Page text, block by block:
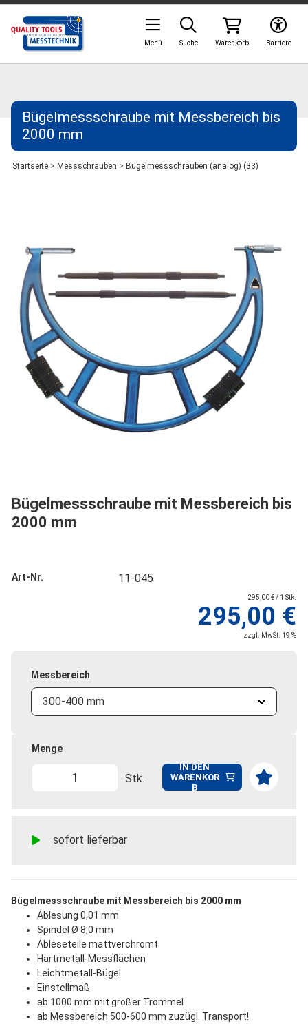
Bügelmessschraube mit Messbereich bis
2000 mm
Startseite > Messschrauben > Bügelmessschrauben (analog) (33)
Bügelmessschraube mit Messbereich bis
2000 mm
Art-Nr. 11-045
295,00 € / 1 Stk.
295,00 €
zzgl. MwSt. 19 %
Messbereich
300-400 mm
Menge
Stk.
IN DEN
WARENKOR
B
sofort lieferbar
Bügelmessschraube mit Messbereich bis 2000 mm
Ablesung 0,01 mm
Spindel Ø 8,0 mm
Ableseteile mattverchromt
Hartmetall-Messflächen
Leichtmetall-Bügel
Einstellmaß
ab 1000 mm mit großer Trommel
ab Messbereich 500-600 mm zuzügl. Transport!
Barriere
Warenkorb
Suche
Menü